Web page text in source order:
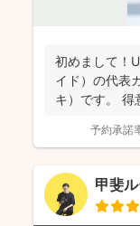
初めまして！
イド）の代表
キ）です。 得
予約承諾
甲斐